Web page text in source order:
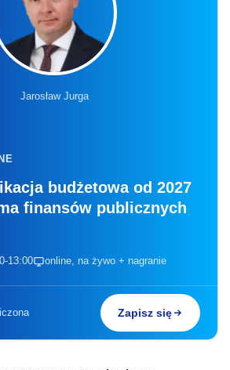
Jarosław Jurga
budżetowa od 2027
finansów publicznych
13:00 online, na żywo + nagranie
Zapisz się